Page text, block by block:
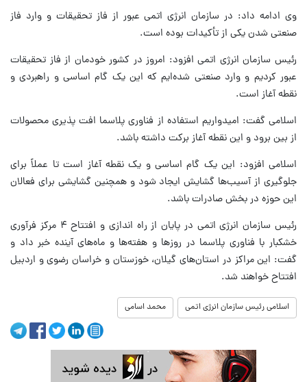
وی ادامه داد: در سازمان انرژی اتمی عبور از فاز تحقیقات و وارد فاز
صنعتی شدن یکی از تأکیدات بوده است.
رئیس سازمان انرژی اتمی افزود: امروز در کشور خودمان از فاز تحقیقات
عبور کردیم و وارد صنعتی شده‌ایم که این یک گام اساسی و راهبردی و
نقطه آغاز است.
اسلامی گفت: امیدواریم استفاده از فناوری پلاسما افت پذیری محصولات
از بین برود و این نقطه آغاز برکت داشته باشد.
اسلامی افزود: این یک گام اساسی و یک نقطه آغاز است تا عملاً برای
جلوگیری از آسیب‌ها گشایش ایجاد شود و همچنین گشایشی برای فعالان
این حوزه در بخش صادرات باشد.
رئیس سازمان انرژی اتمی در پایان از راه اندازی و افتتاح ۴ مرکز فرآوری
خشکبار با فناوری پلاسما در روزها و هفته‌ها و ماه‌های آینده خبر داد و
گفت: این مراکز در استان‌های گیلان، خوزستان و خراسان رضوی و اردبیل
افتتاح خواهند شد.
اسلامی رئیس سازمان انرژی اتمی محمد اسامی